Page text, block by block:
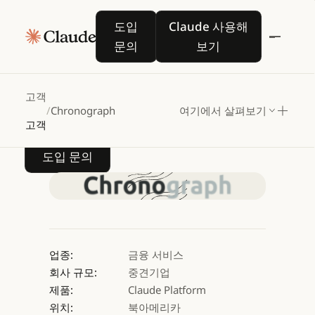
도입
문의
도입 문의
Claude 사용해
보기
Claude 사용해 보기
고객
고객
/Chronograph 여기에서 살펴보기
Chronograph,
Claude로
운영을
확장하고의사결정
속도향상
도입 문의
도입 문의
업종:
금융 서비스
회사 규모:
중견기업
제품:
Claude Platform
위치:
북아메리카